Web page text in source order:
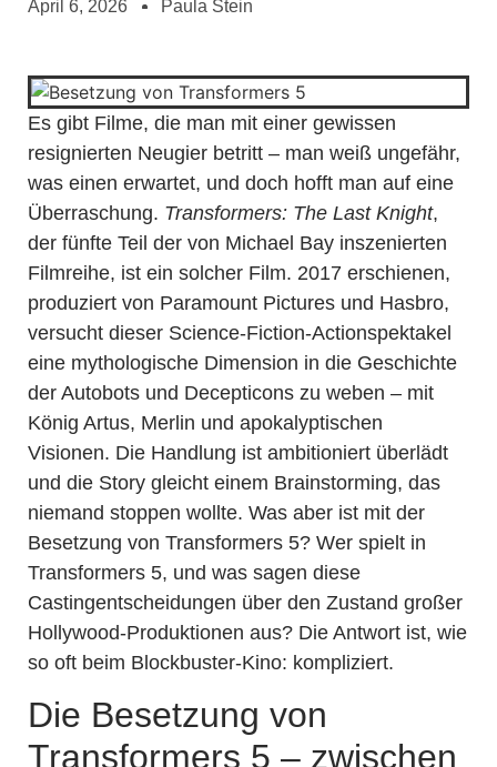
April 6, 2026 Paula Stein
Es gibt Filme, die man mit einer gewissen
resignierten Neugier betritt – man weiß ungefähr,
was einen erwartet, und doch hofft man auf eine
Überraschung. Transformers: The Last Knight,
der fünfte Teil der von Michael Bay inszenierten
Filmreihe, ist ein solcher Film. 2017 erschienen,
produziert von Paramount Pictures und Hasbro,
versucht dieser Science-Fiction-Actionspektakel
eine mythologische Dimension in die Geschichte
der Autobots und Decepticons zu weben – mit
König Artus, Merlin und apokalyptischen
Visionen. Die Handlung ist ambitioniert überlädt
und die Story gleicht einem Brainstorming, das
niemand stoppen wollte. Was aber ist mit der
Besetzung von Transformers 5? Wer spielt in
Transformers 5, und was sagen diese
Castingentscheidungen über den Zustand großer
Hollywood-Produktionen aus? Die Antwort ist, wie
so oft beim Blockbuster-Kino: kompliziert.
Die Besetzung von
Transformers 5 – zwischen